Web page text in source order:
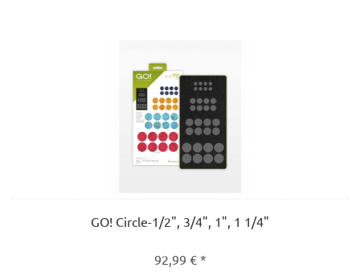
GO! Circle-1/2", 3/4", 1", 1 1/4"
92,99 € *